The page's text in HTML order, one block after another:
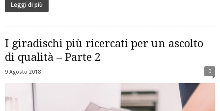
Leggi di più
I giradischi più ricercati per un ascolto
di qualità – Parte 2
9 Agosto 2018 0